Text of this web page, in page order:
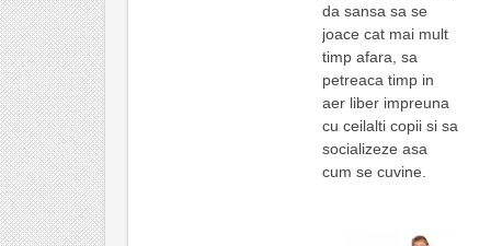
da sansa sa se
joace cat mai mult
timp afara, sa
petreaca timp in
aer liber impreuna
cu ceilalti copii si sa
socializeze asa
cum se cuvine.